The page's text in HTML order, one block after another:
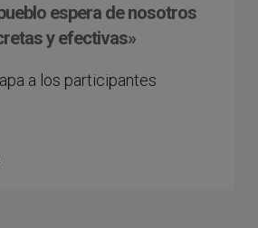
espera de nosotros
y efectivas»
a los participantes